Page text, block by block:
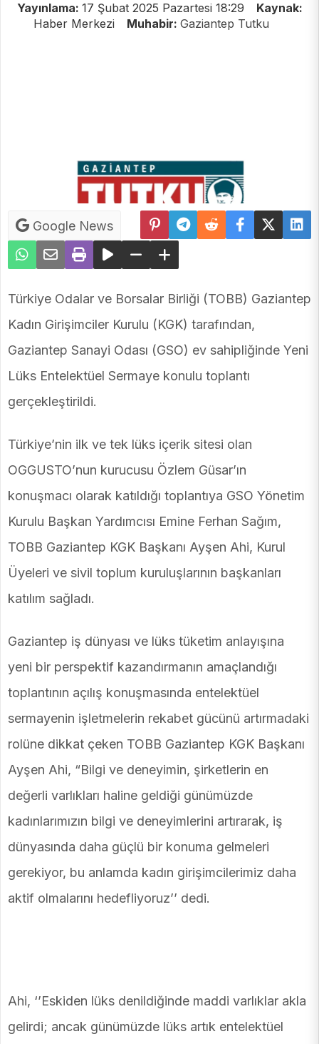
Yayınlama: 17 Şubat 2025 Pazartesi 18:29
Kaynak:
Haber Merkezi
Muhabir: Gaziantep Tutku
Google News
Türkiye Odalar ve Borsalar Birliği (TOBB) Gaziantep
Kadın Girişimciler Kurulu (KGK) tarafından,
Gaziantep Sanayi Odası (GSO) ev sahipliğinde Yeni
Lüks Entelektüel Sermaye konulu toplantı
gerçekleştirildi.
Türkiye’nin ilk ve tek lüks içerik sitesi olan
OGGUSTO’nun kurucusu Özlem Güsar’ın
konuşmacı olarak katıldığı toplantıya GSO Yönetim
Kurulu Başkan Yardımcısı Emine Ferhan Sağım,
TOBB Gaziantep KGK Başkanı Ayşen Ahi, Kurul
Üyeleri ve sivil toplum kuruluşlarının başkanları
katılım sağladı.
Gaziantep iş dünyası ve lüks tüketim anlayışına
yeni bir perspektif kazandırmanın amaçlandığı
toplantının açılış konuşmasında entelektüel
sermayenin işletmelerin rekabet gücünü artırmadaki
rolüne dikkat çeken TOBB Gaziantep KGK Başkanı
Ayşen Ahi, “Bilgi ve deneyimin, şirketlerin en
değerli varlıkları haline geldiği günümüzde
kadınlarımızın bilgi ve deneyimlerini artırarak, iş
dünyasında daha güçlü bir konuma gelmeleri
gerekiyor, bu anlamda kadın girişimcilerimiz daha
aktif olmalarını hedefliyoruz’’ dedi.
Ahi, ‘’Eskiden lüks denildiğinde maddi varlıklar akla
gelirdi; ancak günümüzde lüks artık entelektüel